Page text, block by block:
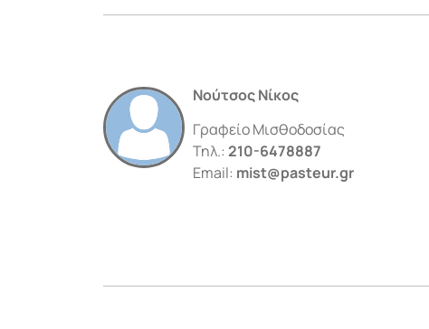
Νούτσος Νίκος
Γραφείο Μισθοδοσίας
Τηλ.: 210-6478887
Email: mist@pasteur.gr